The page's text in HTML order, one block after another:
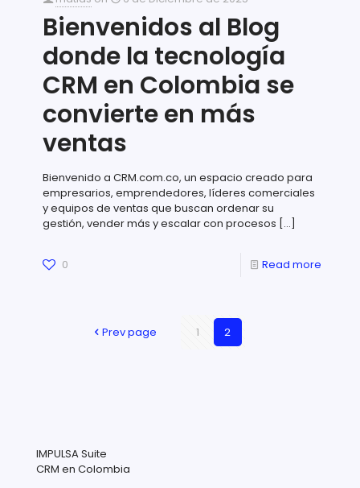
Bienvenidos al Blog
donde la tecnología
CRM en Colombia se
convierte en más
ventas
Bienvenido a CRM.com.co, un espacio creado para
empresarios, emprendedores, líderes comerciales
y equipos de ventas que buscan ordenar su
gestión, vender más y escalar con procesos […]
0 Read more
Prev page 1 2
IMPULSA Suite
CRM en Colombia